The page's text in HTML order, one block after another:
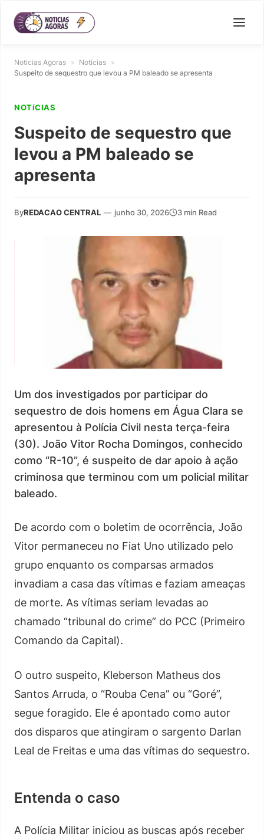
Noticias Agoras » Notícias »
Suspeito de sequestro que levou a PM baleado se apresenta
NOTíCIAS
Suspeito de sequestro que
levou a PM baleado se
apresenta
ByREDACAO CENTRAL — junho 30, 2026 3 min Read
Um dos investigados por participar do
sequestro de dois homens em Água Clara se
apresentou à Polícia Civil nesta terça-feira
(30). João Vitor Rocha Domingos, conhecido
como “R-10”, é suspeito de dar apoio à ação
criminosa que terminou com um policial militar
baleado.
De acordo com o boletim de ocorrência, João
Vitor permaneceu no Fiat Uno utilizado pelo
grupo enquanto os comparsas armados
invadiam a casa das vítimas e faziam ameaças
de morte. As vítimas seriam levadas ao
chamado “tribunal do crime” do PCC (Primeiro
Comando da Capital).
O outro suspeito, Kleberson Matheus dos
Santos Arruda, o “Rouba Cena” ou “Goré”,
segue foragido. Ele é apontado como autor
dos disparos que atingiram o sargento Darlan
Leal de Freitas e uma das vítimas do sequestro.
Entenda o caso
A Polícia Militar iniciou as buscas após receber